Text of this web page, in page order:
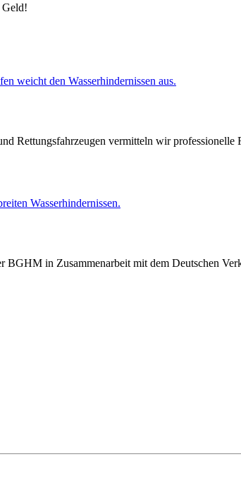
Geld!
Rettungsfahrzeugen vermitteln wir
BGHM in Zusammenarbeit mit dem Deutschen